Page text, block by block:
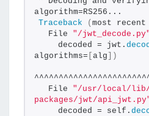
algorithm=RS256...
Traceback
( most
  File
"/jwt_decode.py"
    decoded = jwt.
algorithms= alg ])
  File
"/usr/local/lib/
packages/jwt/
    decoded = self.